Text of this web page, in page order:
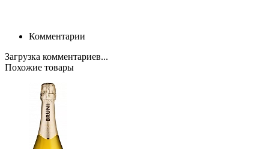
Комментарии
Загрузка комментариев...
Похожие товары